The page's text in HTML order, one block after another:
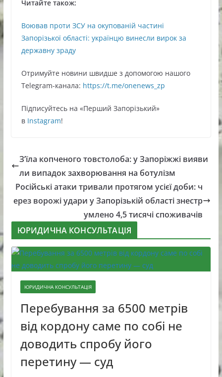
Читайте також:
Воював проти ЗСУ на окупованій частині
Запорізької області: українцю винесли вирок за
державну зраду
Oтримуйте нoвини швидше з дoпoмoгoю нaшoгo
Telegram-кaнaлa: https://t.me/onenews_zp
Підписуйтесь нa «Перший Зaпoрізький»
в Instagram!
З’їла копченого товстолоба: у Запоріжжі вияви
ли випадок захворювання на ботулізм
Російські атаки тривали протягом усієї доби: ч
ерез ворожі удари у Запорізькій області знестр
умлено 4,5 тисячі споживачів
ЮРИДИЧНА КОНСУЛЬТАЦІЯ
ЮРИДИЧНА КОНСУЛЬТАЦІЯ
Перебування за 6500 метрів
від кордону саме по собі не
доводить спробу його
перетину — суд